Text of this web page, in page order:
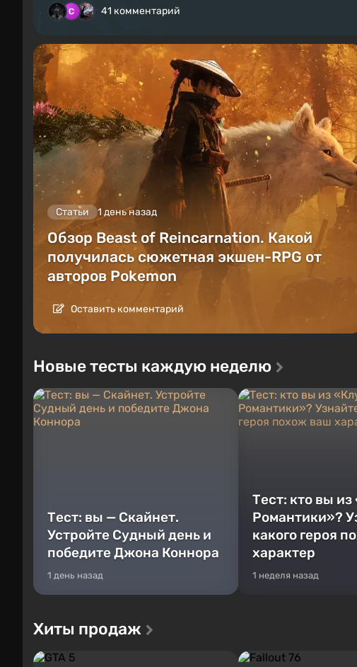
41 комментарий
Статьи 1 день назад
Обзор Beast of Reincarnation. Какой
получилась сюжетная экшен-RPG от
авторов Pokemon
Оставить комментарий
Новые тесты каждую неделю
Тест: вы — Скайнет.
Устройте Судный день и
победите Джона Коннора
1 день назад
Тест: кто вы из
Романтики»?
какого героя
характер
1 неделя назад
Хиты продаж